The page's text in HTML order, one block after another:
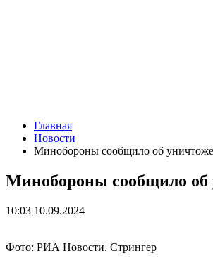
Главная
Новости
Минобороны сообщило об
Минобороны сообщило об
10:03 10.09.2024
Фото: РИА Новости. Стрингер